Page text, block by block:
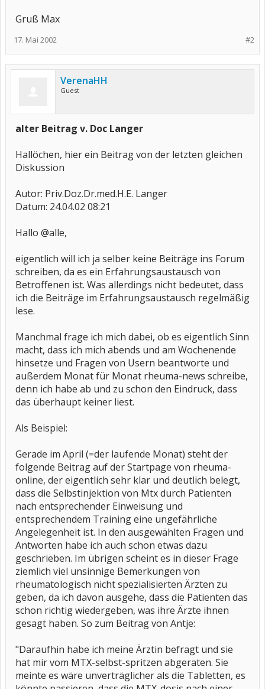
Gruß Max
#2
17. Mai 2002
VerenaHH
Guest
alter Beitrag v. Doc Langer
Hallöchen, hier ein Beitrag von der letzten gleichen
Diskussion
Autor: Priv.Doz.Dr.med.H.E. Langer
Datum: 24.04.02 08:21
Hallo @alle,
eigentlich will ich ja selber keine Beiträge ins Forum
schreiben, da es ein Erfahrungsaustausch von
Betroffenen ist. Was allerdings nicht bedeutet, dass
ich die Beiträge im Erfahrungsaustausch regelmäßig
lese.
Manchmal frage ich mich dabei, ob es eigentlich Sinn
macht, dass ich mich abends und am Wochenende
hinsetze und Fragen von Usern beantworte und
außerdem Monat für Monat rheuma-news schreibe,
denn ich habe ab und zu schon den Eindruck, dass
das überhaupt keiner liest.
Als Beispiel:
Gerade im April (=der laufende Monat) steht der
folgende Beitrag auf der Startpage von rheuma-
online, der eigentlich sehr klar und deutlich belegt,
dass die Selbstinjektion von Mtx durch Patienten
nach entsprechender Einweisung und
entsprechendem Training eine ungefährliche
Angelegenheit ist. In den ausgewählten Fragen und
Antworten habe ich auch schon etwas dazu
geschrieben. Im übrigen scheint es in dieser Frage
ziemlich viel unsinnige Bemerkungen von
rheumatologisch nicht spezialisierten Ärzten zu
geben, da ich davon ausgehe, dass die Patienten das
schon richtig wiedergeben, was ihre Ärzte ihnen
gesagt haben. So zum Beitrag von Antje:
"Daraufhin habe ich meine Ärztin befragt und sie
hat mir vom MTX-selbst-spritzen abgeraten. Sie
meinte es wäre unverträglicher als die Tabletten, es